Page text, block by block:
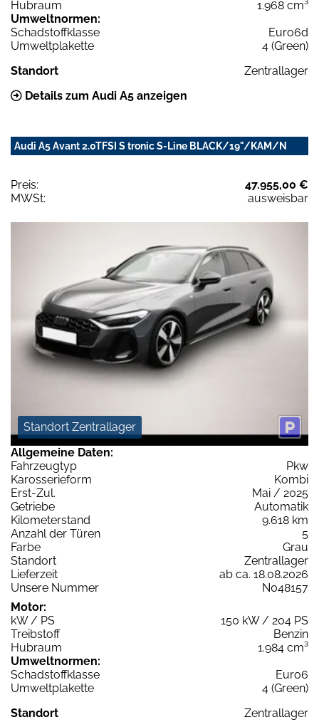
Hubraum
1.968 cm³
Umweltnormen:
Schadstoffklasse
Euro6d
Umweltplakette
4 (Green)
Standort
Zentrallager
Details zum Audi A5 anzeigen
Audi A5 Avant 2.0TFSI S tronic S-Line BLACK/19"/KAM/N
Preis:
47.955,00 €
MWSt:
ausweisbar
Standort Zentrallager
Allgemeine Daten:
Fahrzeugtyp
Pkw
Karosserieform
Kombi
Erst-Zul.
Mai / 2025
Getriebe
Automatik
Kilometerstand
9.618 km
Anzahl der Türen
5
Farbe
Grau
Standort
Zentrallager
Lieferzeit
ab ca. 18.08.2026
Unsere Nummer
N048157
Motor:
kW / PS
150 kW / 204 PS
Treibstoff
Benzin
Hubraum
1.984 cm³
Umweltnormen:
Schadstoffklasse
Euro6
Umweltplakette
4 (Green)
Standort
Zentrallager